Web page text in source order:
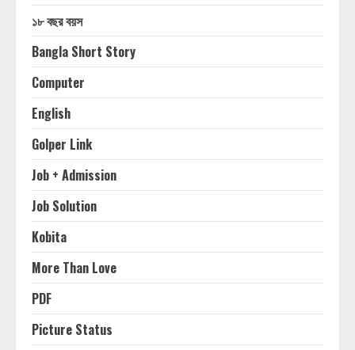
১৮ বছর বয়স
Bangla Short Story
Computer
English
Golper Link
Job + Admission
Job Solution
Kobita
More Than Love
PDF
Picture Status